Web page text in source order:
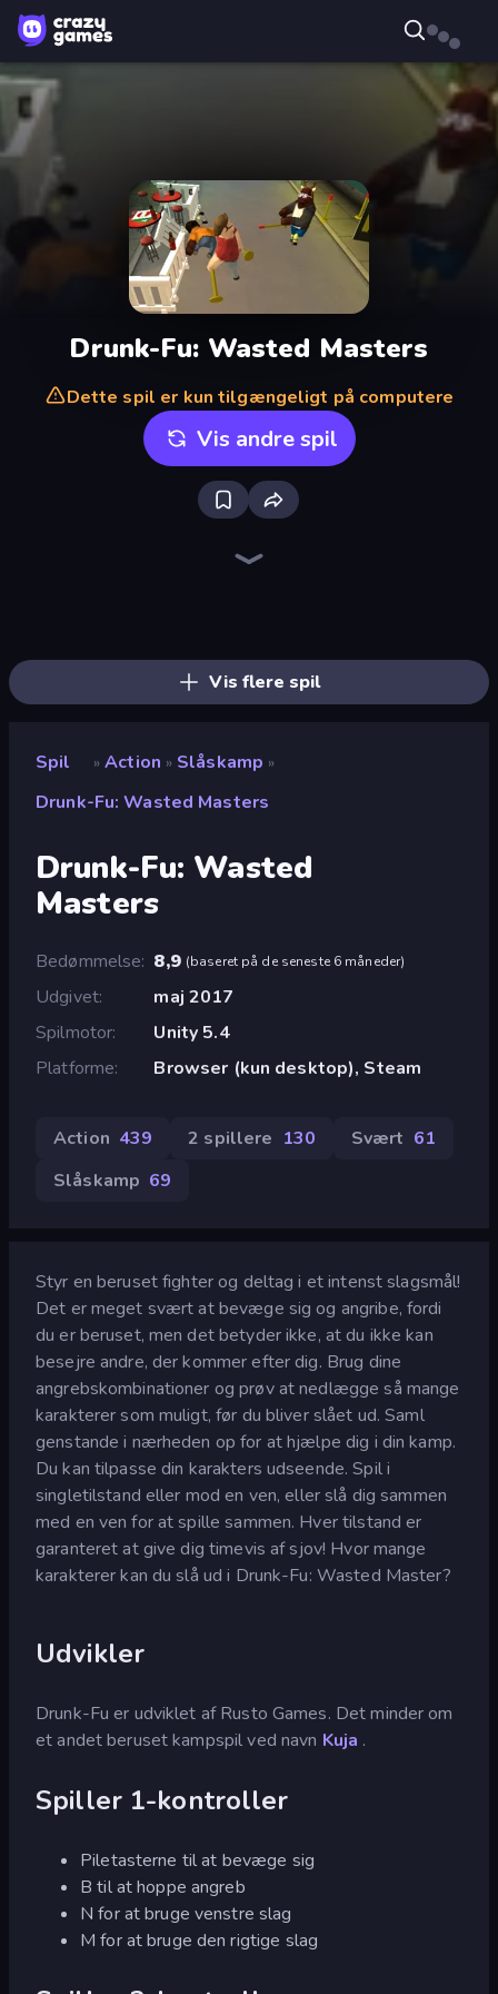
Drunk-Fu: Wasted Masters
Dette spil er kun tilgængeligt på computere
Vis andre spil
Vis flere spil
Spil » Action » Slåskamp »
Drunk-Fu: Wasted Masters
Drunk-Fu: Wasted
Masters
Bedømmelse 8,9 (baseret på de seneste 6 måneder)
Udgivet
maj 2017
Spilmotor
Unity 5.4
Platforme
Browser (kun desktop), Steam
Action 439 2 spillere 130 Svært 61
Slåskamp 69
Styr en beruset fighter og deltag i et intenst slagsmål!
Det er meget svært at bevæge sig og angribe, fordi
du er beruset, men det betyder ikke, at du ikke kan
besejre andre, der kommer efter dig. Brug dine
angrebskombinationer og prøv at nedlægge så mange
karakterer som muligt, før du bliver slået ud. Saml
genstande i nærheden op for at hjælpe dig i din kamp.
Du kan tilpasse din karakters udseende. Spil i
singletilstand eller mod en ven, eller slå dig sammen
med en ven for at spille sammen. Hver tilstand er
garanteret at give dig timevis af sjov! Hvor mange
karakterer kan du slå ud i Drunk-Fu: Wasted Master?
Udvikler
Drunk-Fu er udviklet af Rusto Games. Det minder om
et andet beruset kampspil ved navn Kuja .
Spiller 1-kontroller
Piletasterne til at bevæge sig
B til at hoppe angreb
N for at bruge venstre slag
M for at bruge den rigtige slag